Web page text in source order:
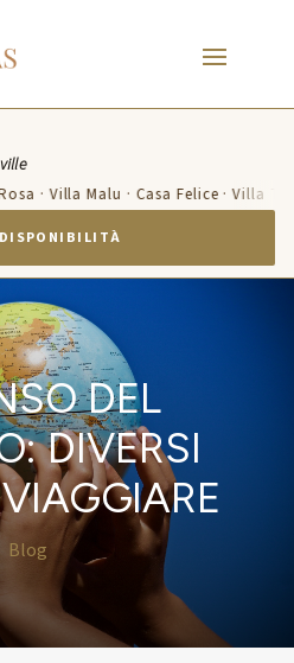
· Villa Malu · Casa Felice · Villa
DEL
DIVERSI
Blog